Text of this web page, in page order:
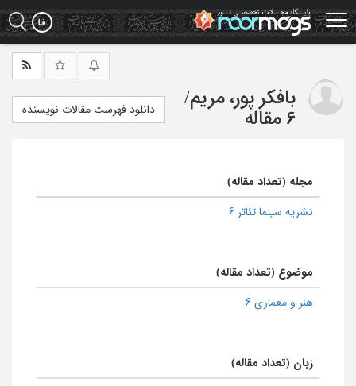
Skip
to
main
بافکر پور، مریم/
6 مقاله
دانلود فهرست مقالات نویسنده
مجله (تعداد مقاله)
نشریه سینما تئاتر 6
موضوع (تعداد مقاله)
هنر و معماری 6
زبان (تعداد مقاله)